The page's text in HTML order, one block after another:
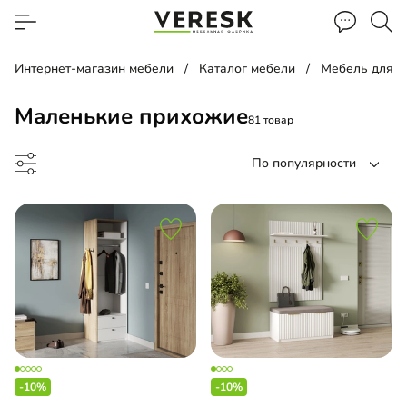
Интернет-магазин мебели Каталог мебели Мебель для
Маленькие прихожие81 товар
По популярности
прихожая
прихожая
-10% -10%